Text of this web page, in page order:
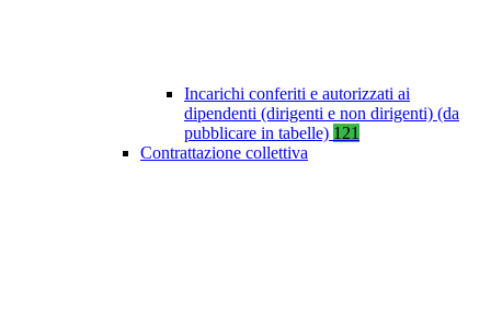
Incarichi conferiti e autorizzati ai
dipendenti (dirigenti e non dirigenti) (da
pubblicare in tabelle) 121
Contrattazione collettiva